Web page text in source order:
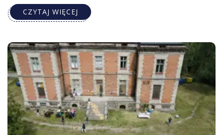
CZYTAJ WIĘCEJ